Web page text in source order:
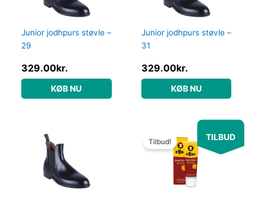
Junior jodhpurs støvle –
29
329.00kr.
KØB NU
Junior jodhpurs støvle –
31
329.00kr.
KØB NU
TILBUD
Tilbud!
oprindelige
pris
var:
99.00kr..
aktuelle
pris